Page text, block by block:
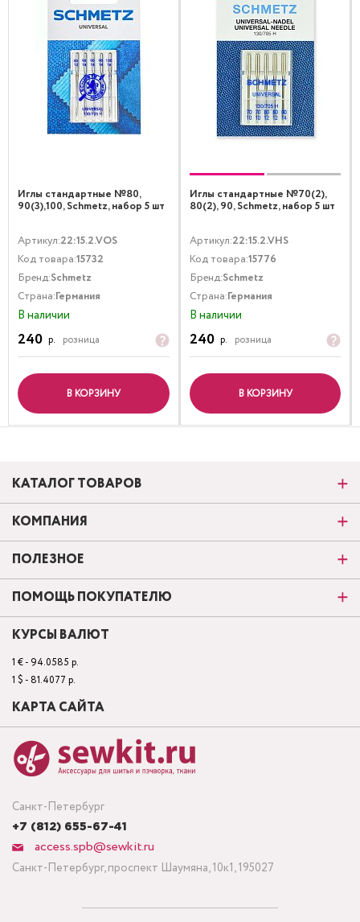
Иглы стандартные №80,
90(3),100, Schmetz, набор 5 шт
Артикул:22:15.2.VOS
Код товара:15732
Бренд:Schmetz
Страна:Германия
В наличии
240 р. розница
В КОРЗИНУ
Иглы стандартные №70(2),
80(2), 90, Schmetz, набор 5 шт
Артикул:22:15.2.VHS
Код товара:15776
Бренд:Schmetz
Страна:Германия
В наличии
240 р. розница
В КОРЗИНУ
Санкт-Петербург
+7 (812) 655-67-41
access.spb@sewkit.ru
Санкт-Петербург, проспект Шаумяна, 10к1, 195027
КАТАЛОГ ТОВАРОВ
КОМПАНИЯ
ПОЛЕЗНОЕ
ПОМОЩЬ ПОКУПАТЕЛЮ
КУРСЫ ВАЛЮТ
1 € - 94.0585 р.
1 $ - 81.4077 р.
КАРТА САЙТА